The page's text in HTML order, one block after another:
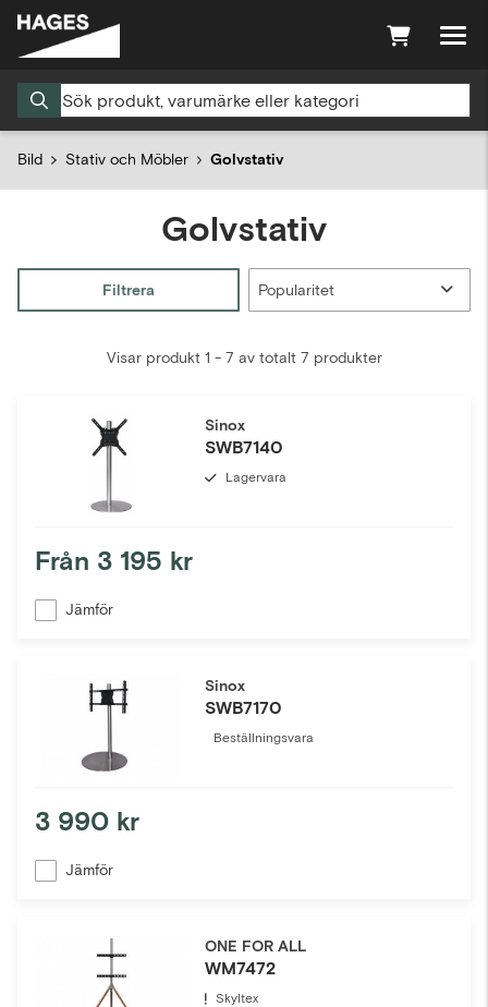
Bild Stativ och Möbler Golvstativ
Golvstativ
Filtrera
Visar produkt 1 - 7 av totalt 7 produkter
Sinox
SWB7140
Lagervara
Från 3 195 kr
Jämför
Sinox
SWB7170
Beställningsvara
3 990 kr
Jämför
ONE FOR ALL
WM7472
Skyltex